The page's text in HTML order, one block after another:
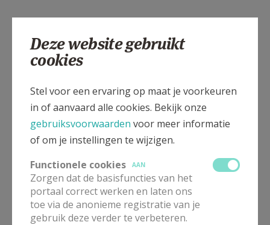
Deze website gebruikt
cookies
Stel voor een ervaring op maat je voorkeuren
in of aanvaard alle cookies. Bekijk onze
gebruiksvoorwaarden voor meer informatie
of om je instellingen te wijzigen.
Functionele cookies
AAN
Zorgen dat de basisfuncties van het
portaal correct werken en laten ons
toe via de anonieme registratie van je
gebruik deze verder te verbeteren.